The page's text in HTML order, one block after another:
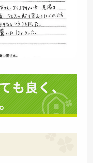
も良く、